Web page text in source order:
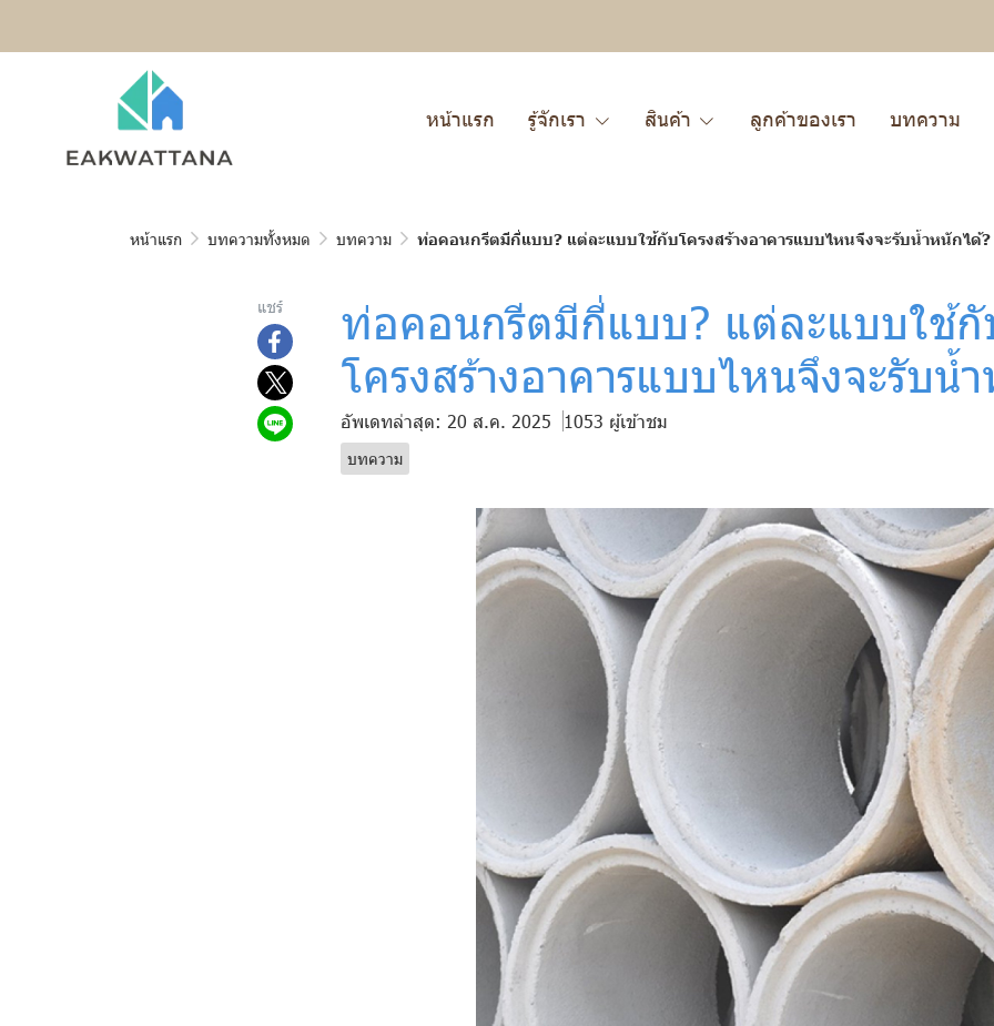
หน้าแรก รู้จักเรา สินค้า ลูกค้าของเรา บทความ
หน้าแรก บทความทั้งหมด บทความ ท่อคอนกรีตมีกี่แบบ? แต่ละแบบใช้กับโครงสร้างอาคารแบบไหนจึงจะรับน้ำหนักได้?
แชร์
ท่อคอนกรีตมีกี่แบบ? แต่ละแบบใช้กั
โครงสร้างอาคารแบบไหนจึงจะรับน้
อัพเดทล่าสุด: 20 ส.ค. 2025 1053 ผู้เข้าชม
บทความ